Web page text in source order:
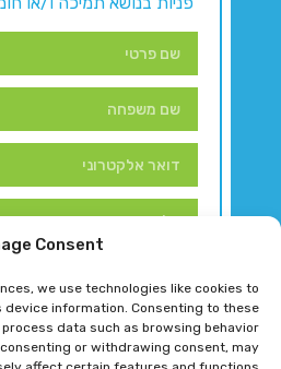
Consent
we use technologies like cookies to
information. Consenting to these
data such as browsing behavior
or withdrawing consent, may